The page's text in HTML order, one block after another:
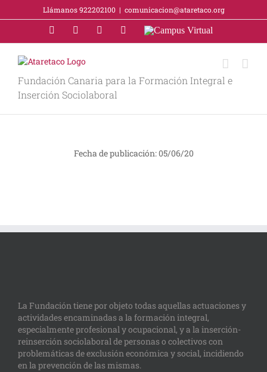
al
Llámanos 922202100 | comunicacion@ataretaco.org
FacebookYouTubeLinkedInCampus
Fundación Canaria para la Formación Integral e
Inserción Sociolaboral
Fecha de publicación: 05/06/20
La Fundación tiene por objeto todas aquellas actuaciones y
actividades encaminadas a la formación integral,
especialmente profesional y ocupacional, y a la inserción-
reinserción sociolaboral de personas o colectivos con
problemáticas de exclusión económica y social, incidiendo
en la prevención de las mismas.